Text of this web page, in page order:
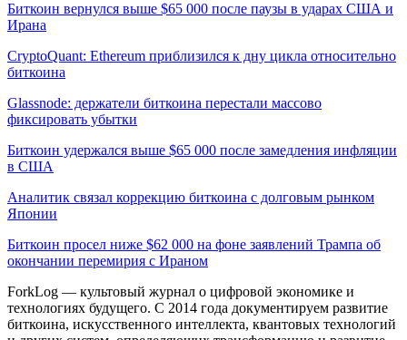
Биткоин вернулся выше $65 000 после паузы в ударах США и
Ирана
CryptoQuant: Ethereum приблизился к дну цикла относительно
биткоина
Glassnode: держатели биткоина перестали массово
фиксировать убытки
Биткоин удержался выше $65 000 после замедления инфляции
в США
Аналитик связал коррекцию биткоина с долговым рынком
Японии
Биткоин просел ниже $62 000 на фоне заявлений Трампа об
окончании перемирия с Ираном
ForkLog — культовый журнал о цифровой экономике и
технологиях будущего. С 2014 года документируем развитие
биткоина, искусственного интеллекта, квантовых технологий